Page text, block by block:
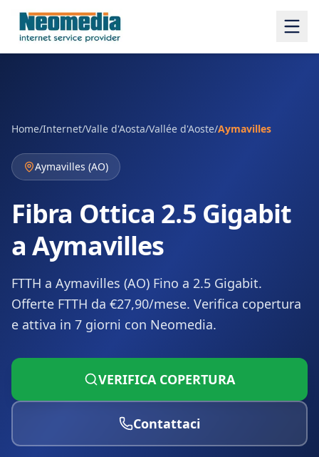
Home/Internet/Valle d'Aosta/Vallée d'Aoste/Aymavilles
Aymavilles (AO)
Fibra Ottica 2.5 Gigabit
a Aymavilles
FTTH a Aymavilles (AO) Fino a 2.5 Gigabit.
Offerte FTTH da €27,90/mese. Verifica copertura
e attiva in 7 giorni con Neomedia.
VERIFICA COPERTURA
Contattaci